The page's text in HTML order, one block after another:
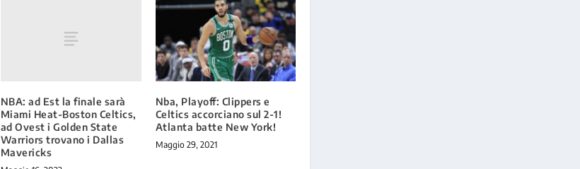
NBA: ad Est la finale sarà
Miami Heat-Boston Celtics,
ad Ovest i Golden State
Warriors trovano i Dallas
Mavericks
Nba, Playoff: Clippers e
Celtics accorciano sul 2-1!
Atlanta batte New York!
Maggio 29, 2021